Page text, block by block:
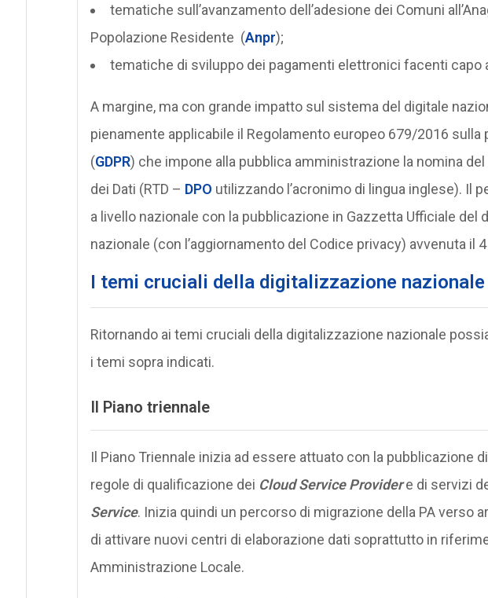
tematiche sull’avanzamento dell’adesione dei Comuni
Popolazione Residente (Anpr);
tematiche di sviluppo dei pagamenti elettronici facenti capo
A margine, ma con grande impatto sul sistema del digitale
pienamente applicabile il Regolamento europeo 679/2016 sulla
(GDPR) che impone alla pubblica amministrazione la nomina
dei Dati (RTD – DPO utilizzando l’acronimo di lingua inglese). Il
a livello nazionale con la pubblicazione in Gazzetta Ufficiale del
nazionale (con l’aggiornamento del Codice privacy) avvenuta il
I temi cruciali della digitalizzazione nazionale
Ritornando ai temi cruciali della digitalizzazione nazionale
i temi sopra indicati.
Il Piano triennale
Il Piano Triennale inizia ad essere attuato con la pubblicazione di
regole di qualificazione dei Cloud Service Providere di servizi
Service. Inizia quindi un percorso di migrazione della PA verso
di attivare nuovi centri di elaborazione dati soprattutto in
Amministrazione Locale.